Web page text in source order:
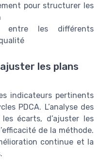
pour structurer les
entre les différents
les plans
indicateurs pertinents
PDCA. L’analyse des
écarts, d’ajuster les
de la méthode.
continue et la